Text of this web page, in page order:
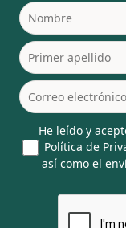
He leído y
Política de
así como el